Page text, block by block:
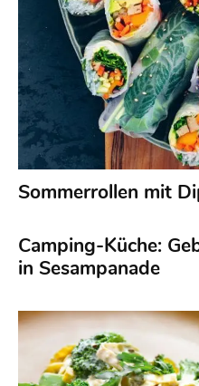
Sommerrollen mit
Camping-Küche:
in Sesampanade